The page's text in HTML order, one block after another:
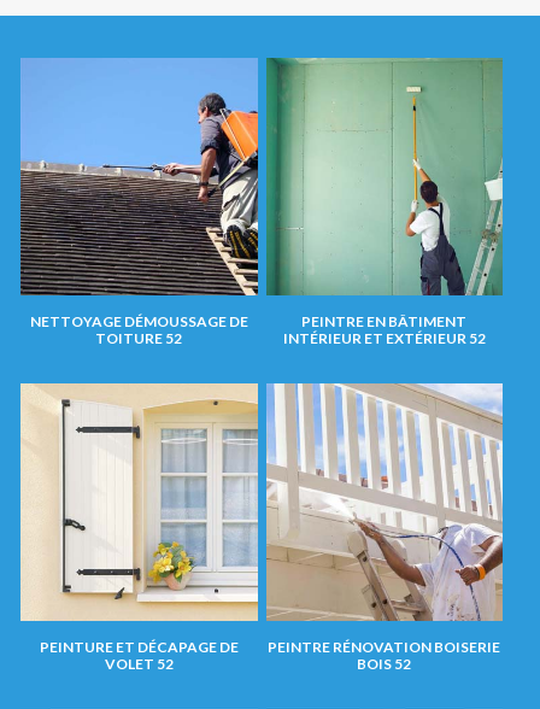
NETTOYAGE DÉMOUSSAGE DE
TOITURE 52
PEINTRE EN BÂTIMENT
INTÉRIEUR ET EXTÉRIEUR 52
PEINTURE ET DÉCAPAGE DE
VOLET 52
PEINTRE RÉNOVATION BOISERIE
BOIS 52